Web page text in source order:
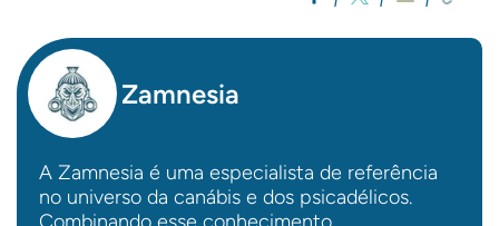
Zamnesia
A Zamnesia é uma especialista de referência
no universo da canábis e dos psicadélicos.